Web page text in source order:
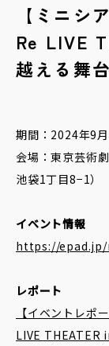
【ミニシ
Re LIVE
越える舞
期間：2024年9
会場：東京芸術
池袋1丁目8−1）
イベント情報
https://
レポート
【イベントレポ
LIVE THEATER